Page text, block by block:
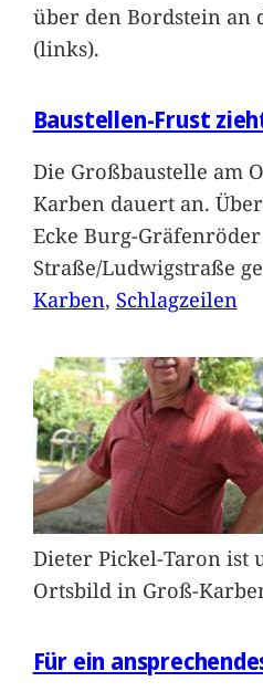
über den Bordstein an
(links).
Baustellen-Frust
Die Großbaustelle am
Karben dauert an.
Ecke Burg-Gräfenröder
Straße/Ludwigstraße
Karben, Schlagzeilen
Dieter Pickel-Taron ist
Ortsbild in Groß-
Für ein